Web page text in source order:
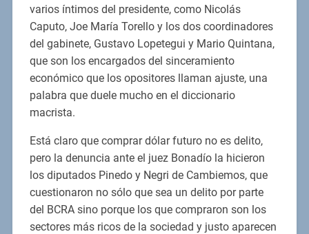
varios íntimos del presidente, como Nicolás
Caputo, Joe María Torello y los dos coordinadores
del gabinete, Gustavo Lopetegui y Mario Quintana,
que son los encargados del sinceramiento
económico que los opositores llaman ajuste, una
palabra que duele mucho en el diccionario
macrista.
Está claro que comprar dólar futuro no es delito,
pero la denuncia ante el juez Bonadío la hicieron
los diputados Pinedo y Negri de Cambiemos, que
cuestionaron no sólo que sea un delito por parte
del BCRA sino porque los que compraron son los
sectores más ricos de la sociedad y justo aparecen